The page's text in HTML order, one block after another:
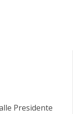
Presidente